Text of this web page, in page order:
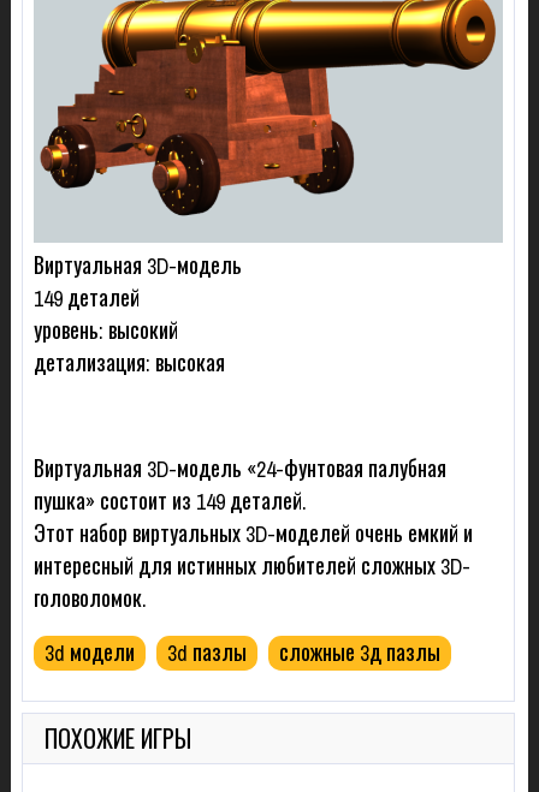
Виртуальная 3D-модель
149 деталей
уровень: высокий
детализация: высокая
Виртуальная 3D-модель «24-фунтовая палубная
пушка» состоит из 149 деталей.
Этот набор виртуальных 3D-моделей очень емкий и
интересный для истинных любителей сложных 3D-
головоломок.
3d модели
3d пазлы сложные 3д пазлы
ПОХОЖИЕ ИГРЫ